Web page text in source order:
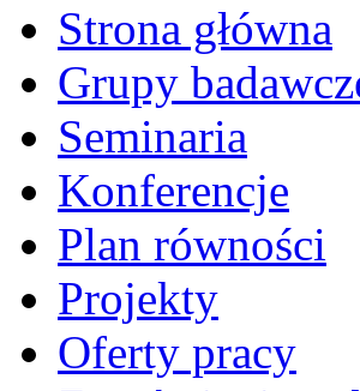
Strona główna
Grupy
Seminaria
Konferencje
Plan równości
Projekty
Oferty pracy